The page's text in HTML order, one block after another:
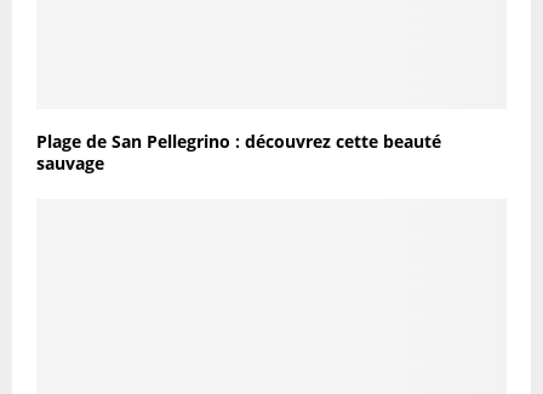
Plage de San Pellegrino : découvrez cette beauté
sauvage